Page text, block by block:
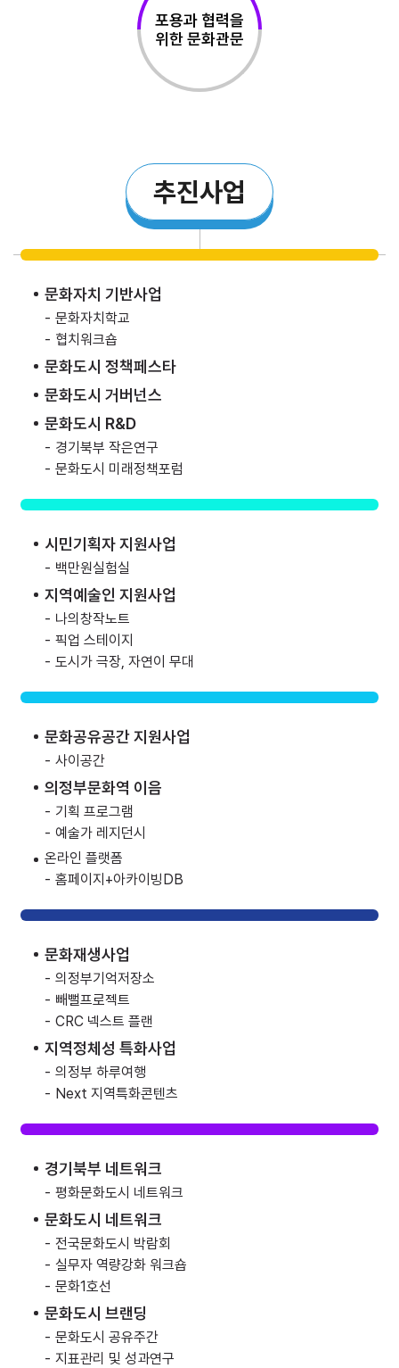
포용과 협력을
위한 문화관문
추진사업
문화자치 기반사업
- 문화자치학교
- 협치워크숍
문화도시 정책페스타
문화도시 거버넌스
문화도시 R&D
- 경기북부 작은연구
- 문화도시 미래정책포럼
시민기획자 지원사업
- 백만원실험실
지역예술인 지원사업
- 나의창작노트
- 픽업 스테이지
- 도시가 극장, 자연이 무대
문화공유공간 지원사업
- 사이공간
의정부문화역 이음
- 기획 프로그램
- 예술가 레지던시
온라인 플랫폼
- 홈페이지+아카이빙DB
문화재생사업
- 의정부기억저장소
- 빼뻘프로젝트
- CRC 넥스트 플랜
지역정체성 특화사업
- 의정부 하루여행
- Next 지역특화콘텐츠
경기북부 네트워크
- 평화문화도시 네트워크
문화도시 네트워크
- 전국문화도시 박람회
- 실무자 역량강화 워크숍
- 문화1호선
문화도시 브랜딩
- 문화도시 공유주간
- 지표관리 및 성과연구